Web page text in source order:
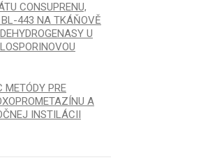
CONSUPRENU,
443 NA TKÁŇOVĚ
U
PRE
A
INSTILÁCII